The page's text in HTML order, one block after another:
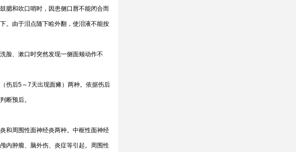
腮和吹口哨时，因患侧口唇不能闭合而
。由于泪点随下睑外翻，使泪液不能按
脸、漱口时突然发现一侧面颊动作不
伤后5～7天出现面瘫）两种。依据伤后
断预后。
和周围性面神经炎两种。中枢性面神经
内肿瘤、脑外伤、炎症等引起。周围性